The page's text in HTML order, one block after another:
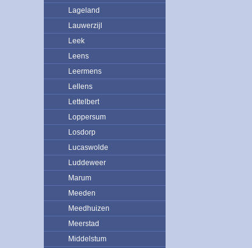
Lageland
Lauwerzijl
Leek
Leens
Leermens
Lellens
Lettelbert
Loppersum
Losdorp
Lucaswolde
Luddeweer
Marum
Meeden
Meedhuizen
Meerstad
Middelstum